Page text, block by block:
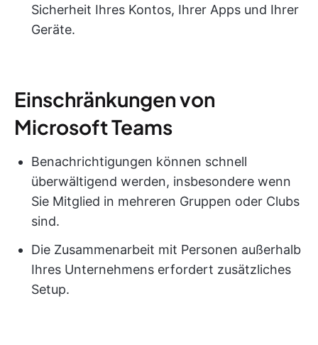
Sicherheit Ihres Kontos, Ihrer Apps und Ihrer
Geräte.
Einschränkungen von
Microsoft Teams
Benachrichtigungen können schnell
überwältigend werden, insbesondere wenn
Sie Mitglied in mehreren Gruppen oder Clubs
sind.
Die Zusammenarbeit mit Personen außerhalb
Ihres Unternehmens erfordert zusätzliches
Setup.